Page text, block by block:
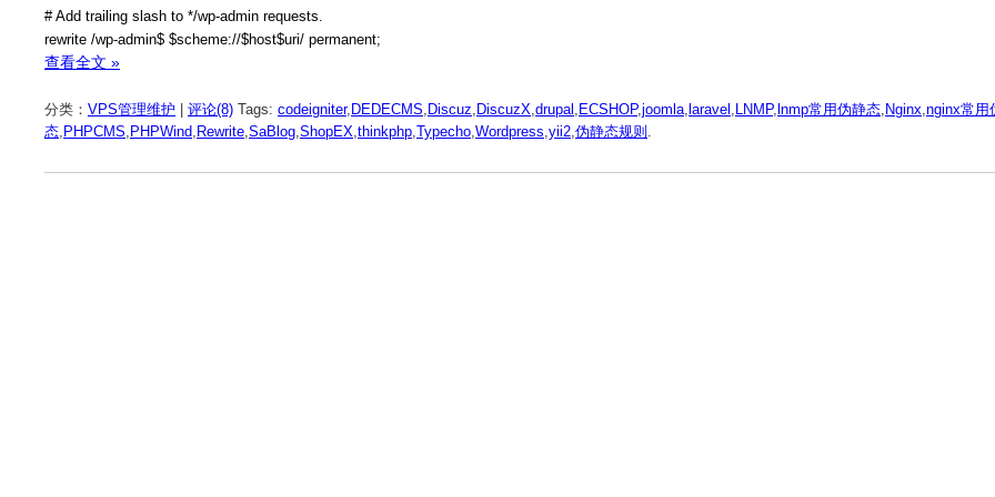
# Add trailing slash to */wp-admin requests.
rewrite /wp-admin$ $scheme://$host$uri/ permanent;
查看全文 »
分类： VPS管理维护 评论(8) Tags: codeigniter, DEDECMS, Discuz, DiscuzX,drupal , ECSHOP,joomla, laravel , LNMP, lnmp常用伪静态, Nginx,nginx常用
态, PHPCMS, PHPWind, Rewrite,SaBlog,ShopEX,thinkphp,Typecho,Wordpress,yii2,伪静态规则 .